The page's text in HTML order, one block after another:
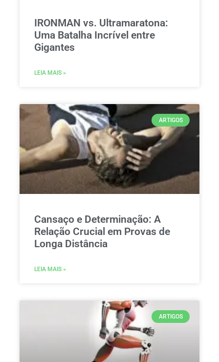
IRONMAN vs. Ultramaratona:
Uma Batalha Incrível entre
Gigantes
LEIA MAIS »
ARTIGOS
Cansaço e Determinação: A
Relação Crucial em Provas de
Longa Distância
LEIA MAIS »
ARTIGOS